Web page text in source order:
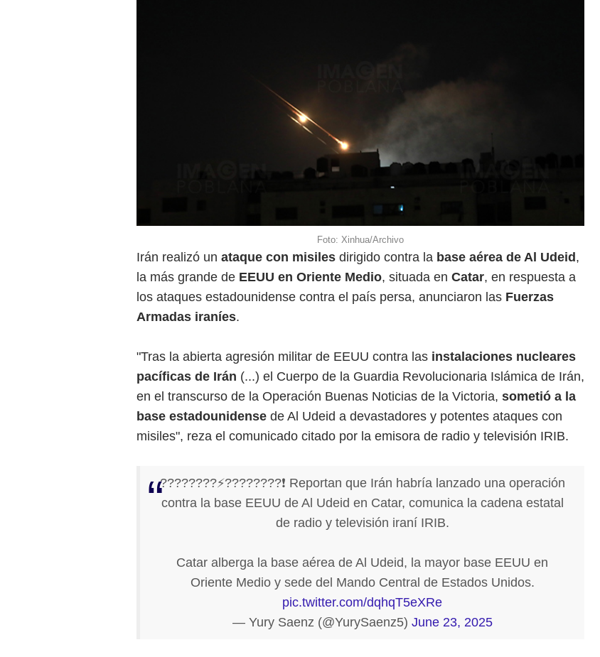
Foto: Xinhua/Archivo
Irán realizó un ataque con misiles dirigido contra la base aérea de Al Udeid ,
la más grande de EEUU en Oriente Medio, situada en Catar, en respuesta a
los ataques estadounidense contra el país persa, anunciaron las Fuerzas
Armadas iraníes.
"Tras la abierta agresión militar de EEUU contra las instalaciones nucleares
pacíficas de Irán (...) el Cuerpo de la Guardia Revolucionaria Islámica de Irán,
en el transcurso de la Operación Buenas Noticias de la Victoria, sometió a la
base estadounidense de Al Udeid a devastadores y potentes ataques con
misiles", reza el comunicado citado por la emisora de radio y televisión IRIB.
????????⚡️????????❗️ Reportan que Irán habría lanzado una operación
contra la base EEUU de Al Udeid en Catar, comunica la cadena estatal
de radio y televisión iraní IRIB.
Catar alberga la base aérea de Al Udeid, la mayor base EEUU en
Oriente Medio y sede del Mando Central de Estados Unidos.
pic.twitter.com/dqhqT5eXRe
— Yury Saenz (@YurySaenz5) June 23, 2025